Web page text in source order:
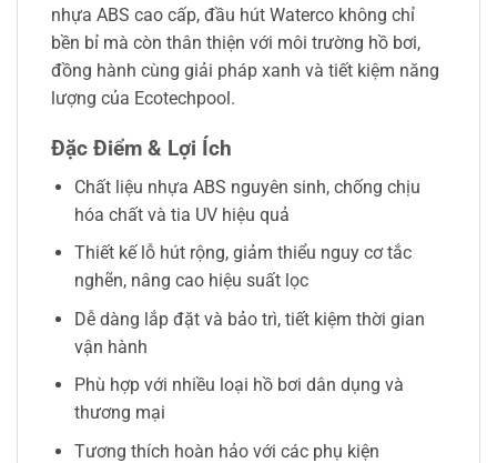
nhựa ABS cao cấp, đầu hút Waterco không chỉ
bền bỉ mà còn thân thiện với môi trường hồ bơi,
đồng hành cùng giải pháp xanh và tiết kiệm năng
lượng của Ecotechpool.
Đặc Điểm & Lợi Ích
Chất liệu nhựa ABS nguyên sinh, chống chịu
hóa chất và tia UV hiệu quả
Thiết kế lỗ hút rộng, giảm thiểu nguy cơ tắc
nghẽn, nâng cao hiệu suất lọc
Dễ dàng lắp đặt và bảo trì, tiết kiệm thời gian
vận hành
Phù hợp với nhiều loại hồ bơi dân dụng và
thương mại
Tương thích hoàn hảo với các phụ kiện